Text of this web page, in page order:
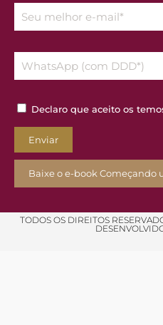
Declaro que aceito os
Enviar
Baixe o e-book Começando
TODOS OS DIREITOS